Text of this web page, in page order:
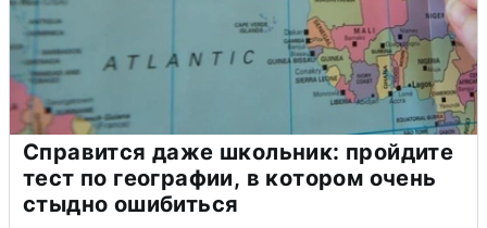
Справится даже школьник: пройдите
тест по географии, в котором очень
стыдно ошибиться